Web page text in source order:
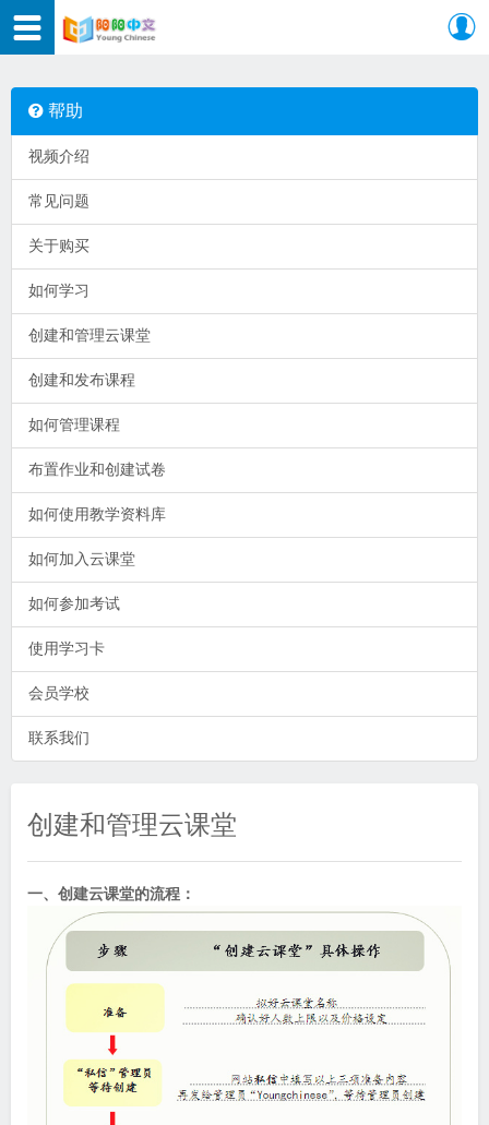
帮助
视频介绍
常见问题
关于购买
如何学习
创建和管理云课堂
创建和发布课程
如何管理课程
布置作业和创建试卷
如何使用教学资料库
如何加入云课堂
如何参加考试
使用学习卡
会员学校
联系我们
创建和管理云课堂
一、创建云课堂的流程：